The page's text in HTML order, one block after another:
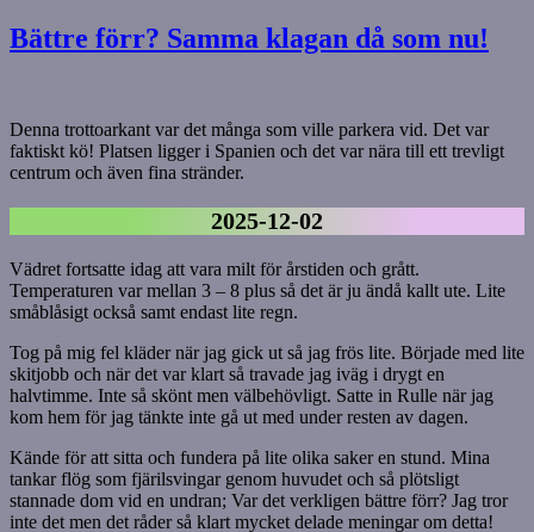
Bättre förr? Samma klagan då som nu!
Denna trottoarkant var det många som ville parkera vid. Det var
faktiskt kö! Platsen ligger i Spanien och det var nära till ett trevligt
centrum och även fina stränder.
2025-12-02
Vädret fortsatte idag att vara milt för årstiden och grått.
Temperaturen var mellan 3 – 8 plus så det är ju ändå kallt ute. Lite
småblåsigt också samt endast lite regn.
Tog på mig fel kläder när jag gick ut så jag frös lite. Började med lite
skitjobb och när det var klart så travade jag iväg i drygt en
halvtimme. Inte så skönt men välbehövligt. Satte in Rulle när jag
kom hem för jag tänkte inte gå ut med under resten av dagen.
Kände för att sitta och fundera på lite olika saker en stund. Mina
tankar flög som fjärilsvingar genom huvudet och så plötsligt
stannade dom vid en undran; Var det verkligen bättre förr? Jag tror
inte det men det råder så klart mycket delade meningar om detta!